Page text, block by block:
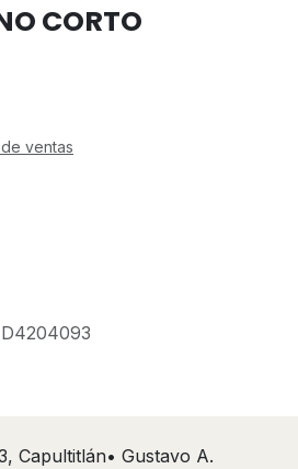
CORTO
ventas
D4204093
Capultitlán• Gustavo A.